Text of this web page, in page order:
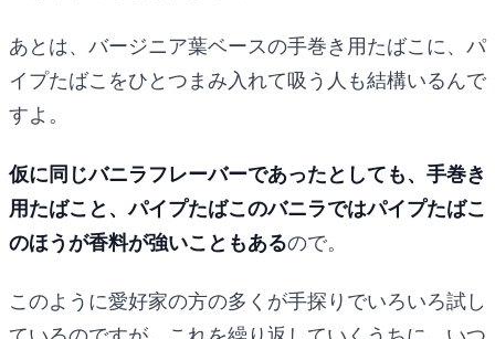
あとは、バージニア葉ベースの手巻き用たばこに、パ
イプたばこをひとつまみ入れて吸う人も結構いるんで
すよ。
仮に同じバニラフレーバーであったとしても、手巻き
用たばこと、パイプたばこのバニラではパイプたばこ
のほうが香料が強いこともあるので。
このように愛好家の方の多くが手探りでいろいろ試し